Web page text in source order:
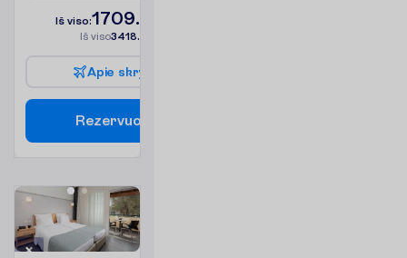
Iš viso:1709.00
Iš viso3418.00
Apie skry
Rezervuo